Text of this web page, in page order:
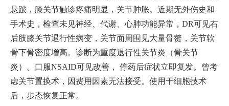
悬跛，膝关节触诊疼痛明显，关节肿胀。近期无外伤史和
手术史，检查未见神经、代谢、心肺功能异常，DR可见右
后肢膝关节退行性病变，关节面周围见大量骨赘，关节软
骨下骨密度增高。诊断为重度退行性关节炎（骨关节
炎）。口服NSAID可见改善， 停药后症状立即复发。曾考
虑关节置换术，因费用因素无法接受。使用干细胞技术
后，步态恢复正常。